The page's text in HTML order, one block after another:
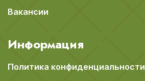
Вакансии
Информация
Политика конфиденциальности